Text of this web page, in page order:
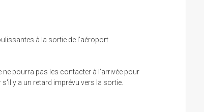
à la sortie de l'aéroport.
pourra pas les contacter à l'arrivée pour
y a un retard imprévu vers la sortie.